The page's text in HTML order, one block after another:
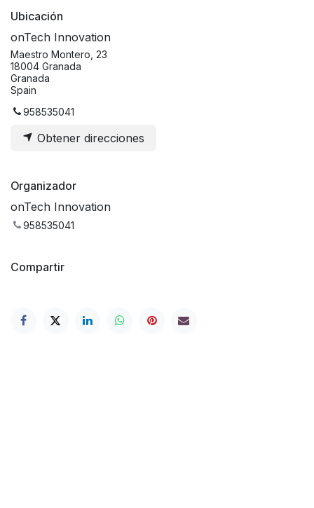
Ubicación
onTech Innovation
Maestro Montero, 23
18004 Granada
Granada
Spain
958535041
Obtener direcciones
Organizador
onTech Innovation
958535041
Compartir